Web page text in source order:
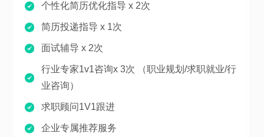
个性化简历优化指导 x 2次
简历投递指导 x 1次
面试辅导 x 2次
行业专家1v1咨询x 3次 （职业规划/求职就业/行
业咨询）
求职顾问1V1跟进
企业专属推荐服务